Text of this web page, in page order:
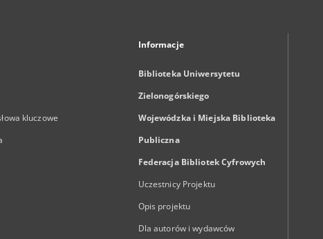
kluczowe
Informacje
Biblioteka Uniwersytetu
Zielonogórskiego
Wojewódzka i Miejska Biblioteka
Publiczna
Federacja Bibliotek Cyfrowych
Uczestnicy Projektu
Opis projektu
Dla autorów i wydawców